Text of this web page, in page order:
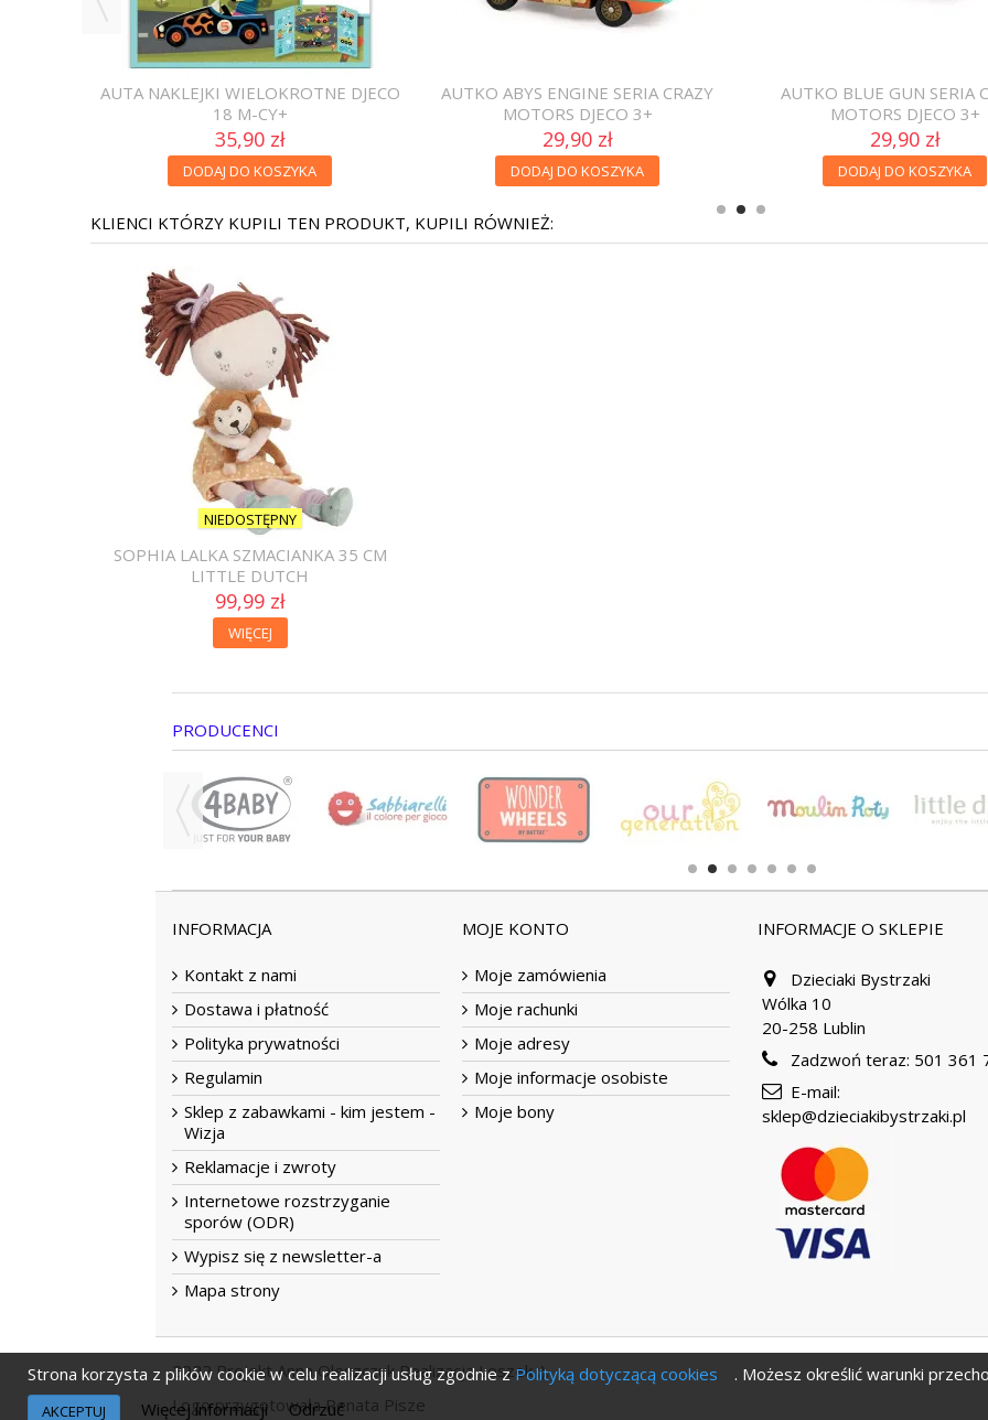
AUTA NAKLEJKI WIELOKROTNE DJECO
18 M-CY+
35,90 zł
DODAJ DO KOSZYKA
AUTKO ABYS ENGINE SERIA CRAZY
MOTORS DJECO 3+
29,90 zł
DODAJ DO KOSZYKA
AUTKO BLUE GUN SERIA
MOTORS DJECO 3+
29,90 zł
DODAJ DO KOSZYKA
KLIENCI KTÓRZY KUPILI TEN PRODUKT, KUPILI RÓWNIEŻ:
NIEDOSTĘPNY
SOPHIA LALKA SZMACIANKA 35 CM
LITTLE DUTCH
99,99 zł
WIĘCEJ
PRODUCENCI
INFORMACJA
Kontakt z nami
Dostawa i płatność
Polityka prywatności
Regulamin
Sklep z zabawkami - kim jestem -
Wizja
Reklamacje i zwroty
Internetowe rozstrzyganie
sporów (ODR)
Wypisz się z newsletter-a
Mapa strony
MOJE KONTO
Moje zamówienia
Moje rachunki
Moje adresy
Moje informacje osobiste
Moje bony
INFORMACJE O SKLEPIE
Dzieciaki Bystrzaki
Wólka 10
20-258 Lublin
Zadzwoń teraz: 501 361
E-mail:
sklep@dzieciakibystrzaki.pl
Strona korzysta z plików cookie w celu realizacji usług zgodnie z Polityką dotyczącą cookies . Możesz określić warunki
AKCEPTUJ Więcej informacji Odrzuć
2022 Projekt Anna Oleszczuk Realizacja Leszek ;).
Logo przygotowałaRenata Pisze